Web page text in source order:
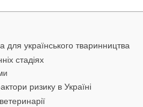
для українського тваринництва
стадіях
ризику в Україні